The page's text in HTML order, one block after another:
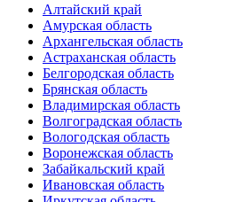
Алтайский край
Амурская область
Архангельская область
Астраханская область
Белгородская область
Брянская область
Владимирская область
Волгоградская область
Вологодская область
Воронежская область
Забайкальский край
Ивановская область